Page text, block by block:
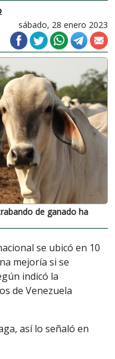
sábado, 28 enero 2023
de ganado ha
se ubicó en 10
mejoría si se
indicó la
de Venezuela
así lo señaló en